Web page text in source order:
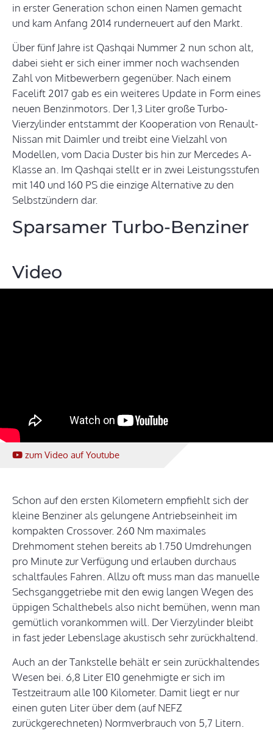
in erster Generation schon einen Namen gemacht
und kam Anfang 2014 runderneuert auf den Markt.
Über fünf Jahre ist Qashqai Nummer 2 nun schon alt,
dabei sieht er sich einer immer noch wachsenden
Zahl von Mitbewerbern gegenüber. Nach einem
Facelift 2017 gab es ein weiteres Update in Form eines
neuen Benzinmotors. Der 1,3 Liter große Turbo-
Vierzylinder entstammt der Kooperation von Renault-
Nissan mit Daimler und treibt eine Vielzahl von
Modellen, vom Dacia Duster bis hin zur Mercedes A-
Klasse an. Im Qashqai stellt er in zwei Leistungsstufen
mit 140 und 160 PS die einzige Alternative zu den
Selbstzündern dar.
Sparsamer Turbo-Benziner
Video
zum Video auf Youtube
Schon auf den ersten Kilometern empfiehlt sich der
kleine Benziner als gelungene Antriebseinheit im
kompakten Crossover. 260 Nm maximales
Drehmoment stehen bereits ab 1.750 Umdrehungen
pro Minute zur Verfügung und erlauben durchaus
schaltfaules Fahren. Allzu oft muss man das manuelle
Sechsganggetriebe mit den ewig langen Wegen des
üppigen Schalthebels also nicht bemühen, wenn man
gemütlich vorankommen will. Der Vierzylinder bleibt
in fast jeder Lebenslage akustisch sehr zurückhaltend.
Auch an der Tankstelle behält er sein zurückhaltendes
Wesen bei. 6,8 Liter E10 genehmigte er sich im
Testzeitraum alle 100 Kilometer. Damit liegt er nur
einen guten Liter über dem (auf NEFZ
zurückgerechneten) Normverbrauch von 5,7 Litern.